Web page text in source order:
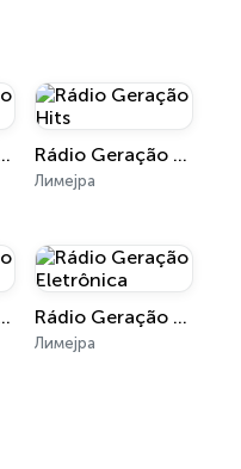
Gospel Rádio Geração Hits
Лимејра
Por Amor Rádio Geração Eletrônica
Лимејра